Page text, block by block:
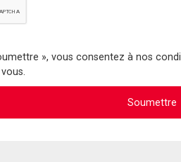
», vous consentez à nos